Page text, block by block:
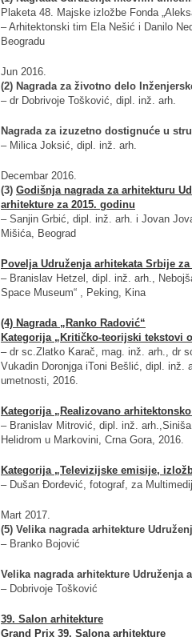
Plaketa 48. Majske izložbe Fonda
– Arhitektonski tim Ela Nešić i Danilo
Beogradu
Jun 2016.
(2) Nagrada za životno delo
– dr Dobrivoje Tošković, dipl. inž. arh.
Nagrada za izuzetno dostignuće u
– Milica Joksić, dipl. inž. arh.
Decembar 2016.
(3) Godišnja nagrada za arhitekturu
arhitekture za 2015. godinu
– Sanjin Grbić, dipl. inž. arh. i Jovan
Mišića, Beograd
Povelja Udruženja arhitekata Srbije
– Branislav Hetzel, dipl. inž. arh.,
Space Museum“ , Peking, Kina
(4) Nagrada „Ranko Radović“
Kategorija „Kritičko-teorijski tekstovi
– dr sc.Zlatko Karač, mag. inž. arh., dr
Vukadin Doronjga iToni Bešlić, dipl. inž.
umetnosti, 2016.
Kategorija „Realizovano
– Branislav Mitrović, dipl. inž.
Helidrom u Markovini, Crna Gora, 2016.
Kategorija „Televizijske emisije,
– Dušan Đorđević, fotograf, za
Mart 2017.
(5) Velika nagrada arhitekture
– Branko Bojović
Velika nagrada arhitekture Udruženja
– Dobrivoje Tošković
39. Salon arhitekture
Grand Prix 39. Salona arhitekture